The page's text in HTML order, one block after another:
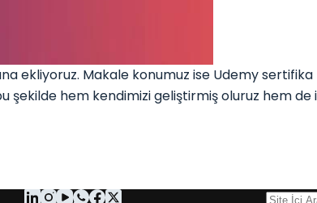
Makale konumuz ise Udemy sertifika
hem kendimizi geliştirmiş oluruz hem